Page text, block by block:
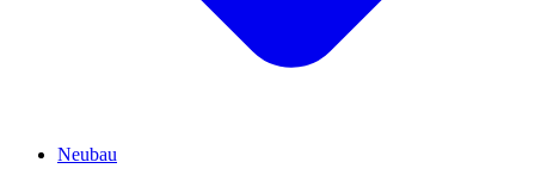
Neubau